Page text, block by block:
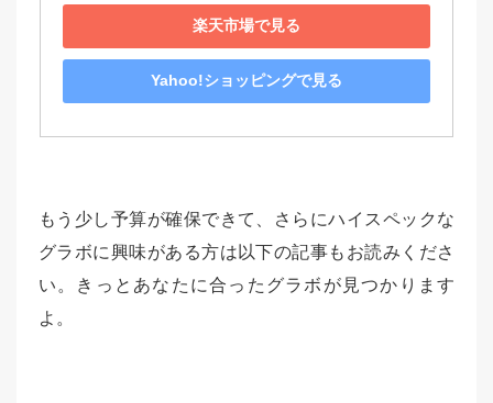
楽天市場で見る
Yahoo!ショッピングで見る
もう少し予算が確保できて、さらにハイスペックな
グラボに興味がある方は以下の記事もお読みくださ
い。きっとあなたに合ったグラボが見つかります
よ。